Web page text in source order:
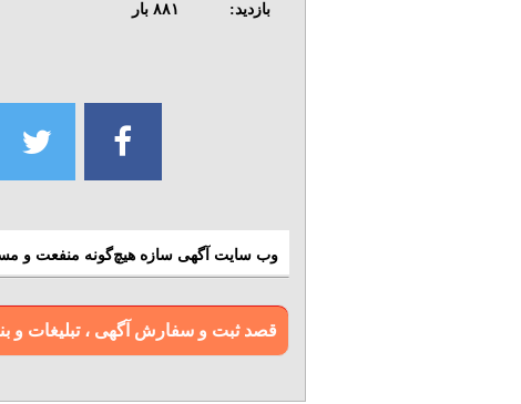
بازدید: ۸۸۱ بار
وب سایت آگهی سازه هیچ‌گونه منفعت و
قصد ثبت و سفارش آگهی ، تبلیغات و بنر